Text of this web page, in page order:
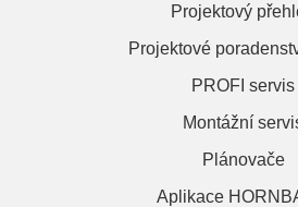
Projektový
Projektové
PROFI servis
Montážní
Plánovače
Aplikace